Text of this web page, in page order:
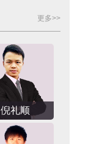
更多>>
倪礼顺